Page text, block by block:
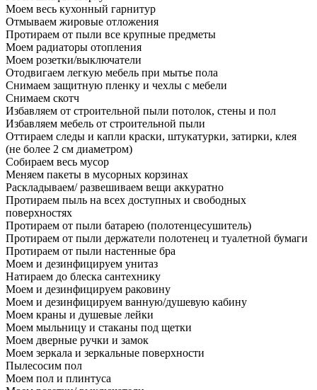
Моем весь кухонный гарнитур
Отмываем жировые отложения
Протираем от пыли все крупные предметы
Моем радиаторы отопления
Моем розетки/выключатели
Отодвигаем легкую мебель при мытье пола
Снимаем защитную пленку и чехлы с мебели
Снимаем скотч
Избавляем от строительной пыли потолок, стены и пол
Избавляем мебель от строительной пыли
Оттираем следы и капли краски, штукатурки, затирки, клея
(не более 2 см диаметром)
Собираем весь мусор
Меняем пакеты в мусорных корзинах
Раскладываем/ развешиваем вещи аккуратно
Протираем пыль на всех доступных и свободных
поверхностях
Протираем от пыли батарею (полотенцесушитель)
Протираем от пыли держатели полотенец и туалетной бумаги
Протираем от пыли настенные бра
Моем и дезинфицируем унитаз
Натираем до блеска сантехнику
Моем и дезинфицируем раковину
Моем и дезинфицируем ванную/душевую кабину
Моем краны и душевые лейки
Моем мыльницу и стаканы под щетки
Моем дверные ручки и замок
Моем зеркала и зеркальные поверхности
Пылесосим пол
Моем пол и плинтуса